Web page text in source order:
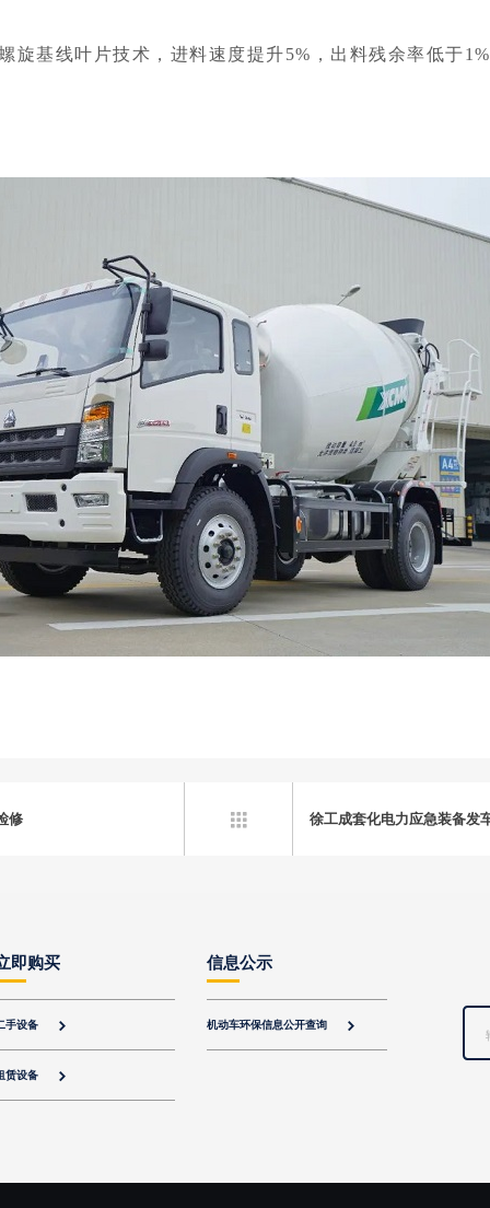
旋基线叶片技术，进料速度提升5%，出料残余率低于
修 徐工成套化电力应急装备发

即购买
手设备 
赁设备 
信息公示
机动车环保信息公开查询 